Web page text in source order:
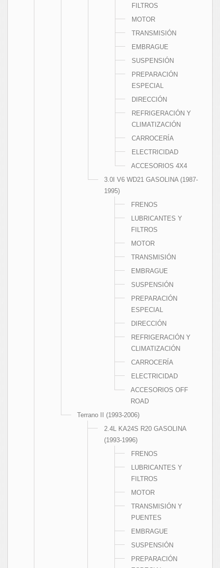
FILTROS
MOTOR
TRANSMISIÓN
EMBRAGUE
SUSPENSIÓN
PREPARACIÓN
ESPECIAL
DIRECCIÓN
REFRIGERACIÓN Y
CLIMATIZACIÓN
CARROCERÍA
ELECTRICIDAD
ACCESORIOS 4X4
3.0I V6 WD21 GASOLINA (1987-
1995)
FRENOS
LUBRICANTES Y
FILTROS
MOTOR
TRANSMISIÓN
EMBRAGUE
SUSPENSIÓN
PREPARACIÓN
ESPECIAL
DIRECCIÓN
REFRIGERACIÓN Y
CLIMATIZACIÓN
CARROCERÍA
ELECTRICIDAD
ACCESORIOS OFF
ROAD
Terrano II (1993-2006)
2.4L KA24S R20 GASOLINA
(1993-1996)
FRENOS
LUBRICANTES Y
FILTROS
MOTOR
TRANSMISIÓN Y
PUENTES
EMBRAGUE
SUSPENSIÓN
PREPARACIÓN